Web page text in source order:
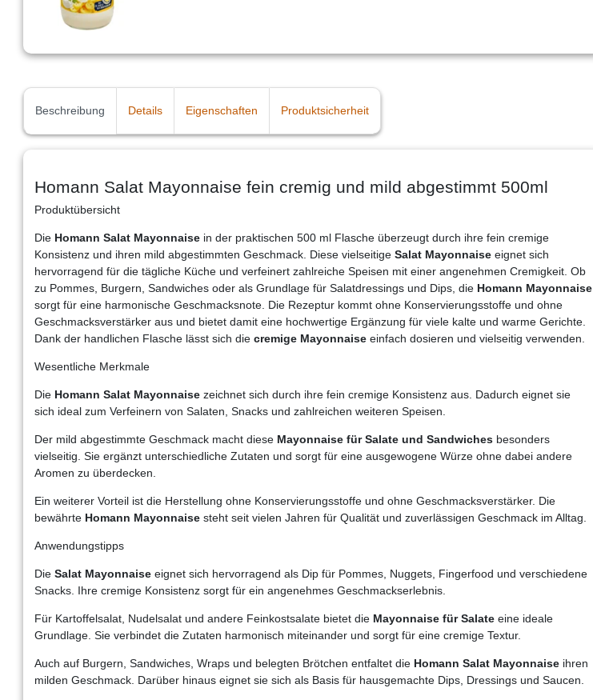
Beschreibung Details Eigenschaften Produktsicherheit
Homann Salat Mayonnaise fein cremig und mild abgestimmt 500ml
Produktübersicht
Die Homann Salat Mayonnaise in der praktischen 500 ml Flasche überzeugt durch ihre fein cremige
Konsistenz und ihren mild abgestimmten Geschmack. Diese vielseitige Salat Mayonnaise eignet sich
hervorragend für die tägliche Küche und verfeinert zahlreiche Speisen mit einer angenehmen Cremigkeit. Ob
zu Pommes, Burgern, Sandwiches oder als Grundlage für Salatdressings und Dips, die Homann Mayonnaise
sorgt für eine harmonische Geschmacksnote. Die Rezeptur kommt ohne Konservierungsstoffe und ohne
Geschmacksverstärker aus und bietet damit eine hochwertige Ergänzung für viele kalte und warme Gerichte.
Dank der handlichen Flasche lässt sich die cremige Mayonnaise einfach dosieren und vielseitig verwenden.
Wesentliche Merkmale
Die Homann Salat Mayonnaise zeichnet sich durch ihre fein cremige Konsistenz aus. Dadurch eignet sie
sich ideal zum Verfeinern von Salaten, Snacks und zahlreichen weiteren Speisen.
Der mild abgestimmte Geschmack macht diese Mayonnaise für Salate und Sandwiches besonders
vielseitig. Sie ergänzt unterschiedliche Zutaten und sorgt für eine ausgewogene Würze ohne dabei andere
Aromen zu überdecken.
Ein weiterer Vorteil ist die Herstellung ohne Konservierungsstoffe und ohne Geschmacksverstärker. Die
bewährte Homann Mayonnaise steht seit vielen Jahren für Qualität und zuverlässigen Geschmack im Alltag.
Anwendungstipps
Die Salat Mayonnaise eignet sich hervorragend als Dip für Pommes, Nuggets, Fingerfood und verschiedene
Snacks. Ihre cremige Konsistenz sorgt für ein angenehmes Geschmackserlebnis.
Für Kartoffelsalat, Nudelsalat und andere Feinkostsalate bietet die Mayonnaise für Salate eine ideale
Grundlage. Sie verbindet die Zutaten harmonisch miteinander und sorgt für eine cremige Textur.
Auch auf Burgern, Sandwiches, Wraps und belegten Brötchen entfaltet die Homann Salat Mayonnaise ihren
milden Geschmack. Darüber hinaus eignet sie sich als Basis für hausgemachte Dips, Dressings und Saucen.